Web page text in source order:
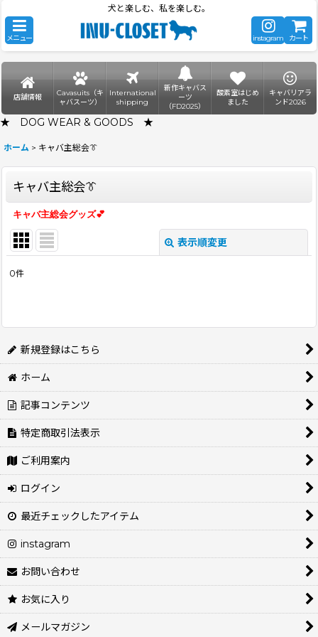
犬と楽しむ、私を楽しむ。
メニュー instagram カート
店舗情報
Cavasuits（キ
ャバスーツ）
International
shipping
新作キャバス
ーツ
（FD2025）
酸素室はじめ
ました
キャバリアラ
ンド2026
★ DOG WEAR & GOODS ★
ホーム > キャバ主総会👔
キャバ主総会👔
キャバ主総会グッズ💕
表示順変更
絞り込む
0件
新規登録はこちら
ホーム
記事コンテンツ
特定商取引法表示
ご利用案内
ログイン
最近チェックしたアイテム
instagram
お問い合わせ
お気に入り
メールマガジン